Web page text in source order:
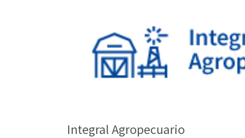
Integral Agropecuario